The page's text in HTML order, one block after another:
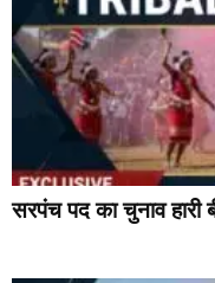
सरपंच पद का चुनाव हारी